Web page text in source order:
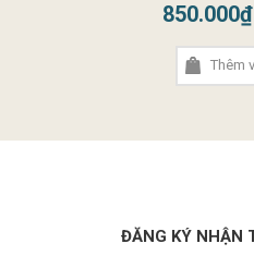
850.000₫
Thêm
ĐĂNG KÝ NHẬN